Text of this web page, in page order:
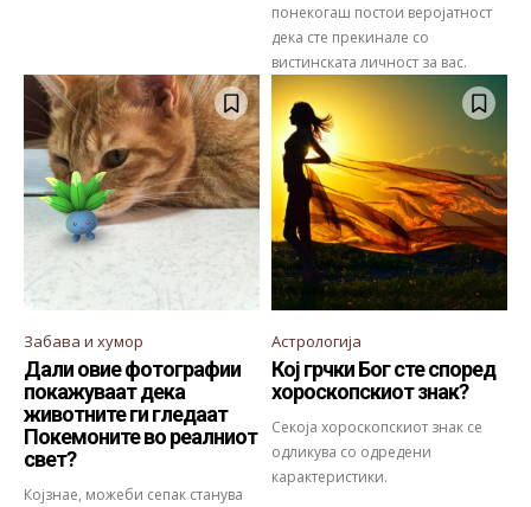
понекогаш постои веројатност
дека сте прекинале со
вистинската личност за вас.
Забава и хумор
Дали овие фотографии
покажуваат дека
животните ги гледаат
Покемоните во реалниот
свет?
Којзнае, можеби сепак станува
Астрологија
Кој грчки Бог сте според
хороскопскиот знак?
Секоја хороскопскиот знак се
одликува со одредени
карактеристики.